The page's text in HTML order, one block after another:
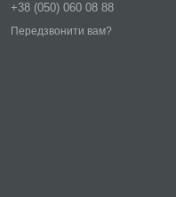
+38 (050) 060 08 88
Передзвонити вам?